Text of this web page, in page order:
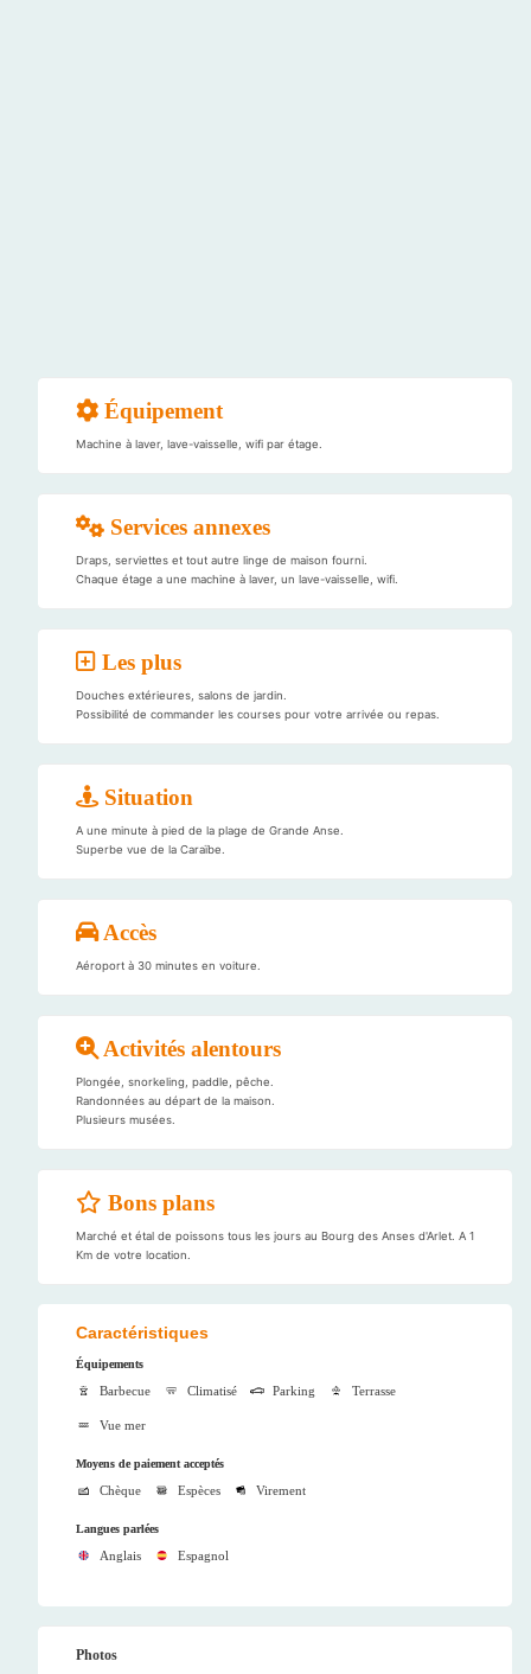
Équipement
Machine à laver, lave-vaisselle, wifi par étage.
Services annexes
Draps, serviettes et tout autre linge de maison fourni.
Chaque étage a une machine à laver, un lave-vaisselle, wifi.
Les plus
Douches extérieures, salons de jardin.
Possibilité de commander les courses pour votre arrivée ou repas.
Situation
A une minute à pied de la plage de Grande Anse.
Superbe vue de la Caraïbe.
Accès
Aéroport à 30 minutes en voiture.
Activités alentours
Plongée, snorkeling, paddle, pêche.
Randonnées au départ de la maison.
Plusieurs musées.
Bons plans
Marché et étal de poissons tous les jours au Bourg des Anses d'Arlet. A 1
Km de votre location.
Caractéristiques
Équipements
Barbecue Climatisé Parking Terrasse
Vue mer
Moyens de paiement acceptés
Chèque Espèces Virement
Langues parlées
Anglais Espagnol
Photos